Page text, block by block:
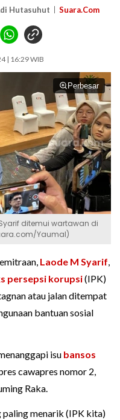
Hutasuhut Suara.Com
| 16:29 WIB
Perbesar
ditemui wartawan di
Yaumal)
Laode M Syarif,
persepsi korupsi(IPK)
atau jalan ditempat
bantuan sosial
isu bansos
cawapres nomor 2,
Raka.
paling menarik (IPK kita)